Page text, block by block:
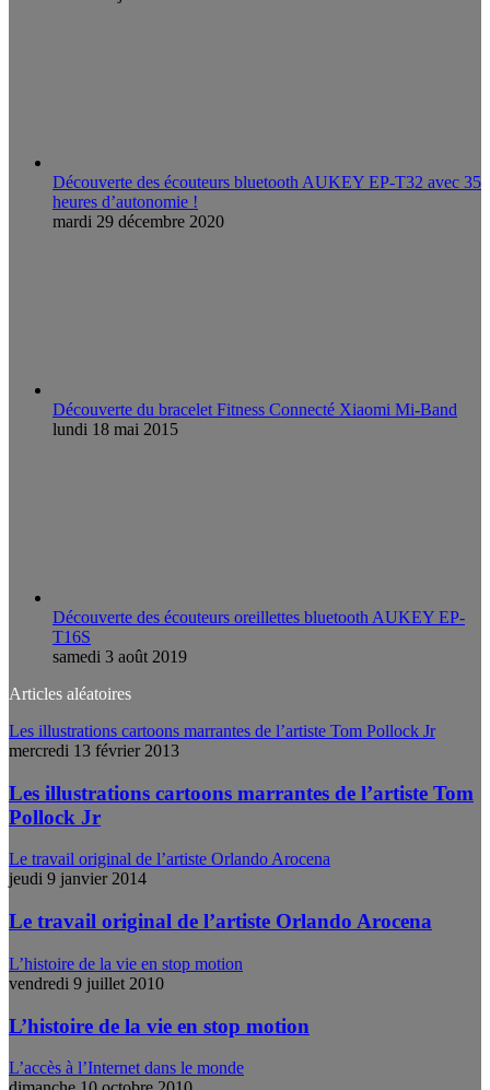
Découverte des écouteurs bluetooth AUKEY EP-T32 avec 35
heures d’autonomie !
mardi 29 décembre 2020
Découverte du bracelet Fitness Connecté Xiaomi Mi-Band
lundi 18 mai 2015
Découverte des écouteurs oreillettes bluetooth AUKEY EP-
T16S
samedi 3 août 2019
Articles aléatoires
Les illustrations cartoons marrantes de l’artiste Tom Pollock Jr
mercredi 13 février 2013
Les illustrations cartoons marrantes de l’artiste Tom
Pollock Jr
Le travail original de l’artiste Orlando Arocena
jeudi 9 janvier 2014
Le travail original de l’artiste Orlando Arocena
L’histoire de la vie en stop motion
vendredi 9 juillet 2010
L’histoire de la vie en stop motion
L’accès à l’Internet dans le monde